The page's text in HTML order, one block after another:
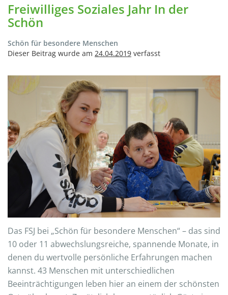
Freiwilliges Soziales Jahr In der
Schön
Schön für besondere Menschen
Dieser Beitrag wurde am 24.04.2019 verfasst
Das FSJ bei „Schön für besondere Menschen“ – das sind
10 oder 11 abwechslungsreiche, spannende Monate, in
denen du wertvolle persönliche Erfahrungen machen
kannst. 43 Menschen mit unterschiedlichen
Beeinträchtigungen leben hier an einem der schönsten